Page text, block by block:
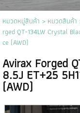
หมวดหมู่สินค้า > หมวดสินค้า
rged QT-134LW Crystal
ce (AWD)
Avirax Forged
8.5J ET+25
(AWD)